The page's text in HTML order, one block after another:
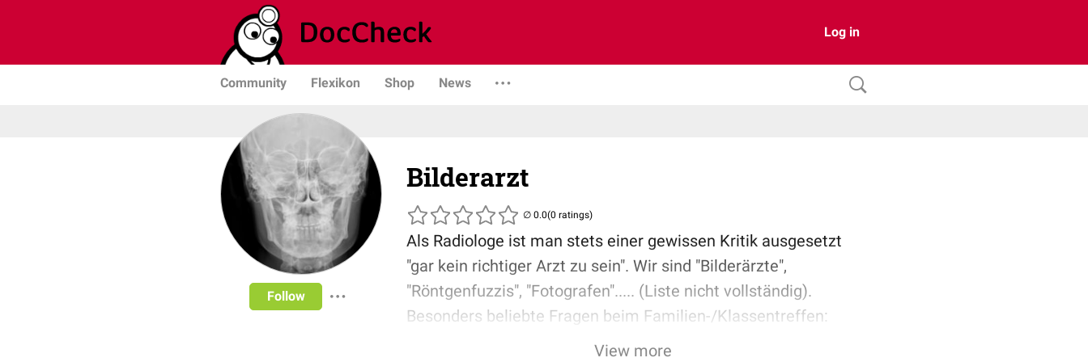
Log in
Community Flexikon Shop News
Follow
Bilderarzt
(0 ratings)
Als Radiologe ist man stets einer gewissen Kritik ausgesetzt
"gar kein richtiger Arzt zu sein". Wir sind "Bilderärzte",
"Röntgenfuzzis", "Fotografen"..... (Liste nicht vollständig).
Besonders beliebte Fragen beim Familien-/Klassentreffen:
"Beim Radio?", "Muss man das studieren?", "Bist Du dann
View more